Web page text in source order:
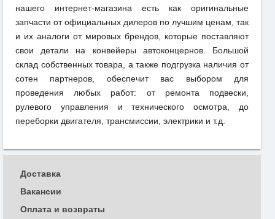
нашего интернет-магазина есть как оригинальные
запчасти от официальных дилеров по лучшим ценам, так
и их аналоги от мировых брендов, которые поставляют
свои детали на конвейеры автоконцернов. Большой
склад собственных товара, а также подгрузка наличия от
сотен партнеров, обеспечит вас выбором для
проведения любых работ: от ремонта подвески,
рулевого управления и технического осмотра, до
переборки двигателя, трансмиссии, электрики и т.д.
Доставка
Вакансии
Оплата и возвраты